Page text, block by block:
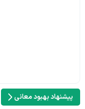
پیشنهاد بهبود معانی